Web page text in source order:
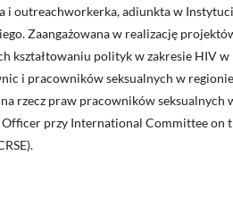
i outreachworkerka, adiunkta w
Zaangażowana w realizację
kształtowaniu polityk w zakresie HIV
i pracowników seksualnych w
rzecz praw pracowników seksualnych
przy International Committee on